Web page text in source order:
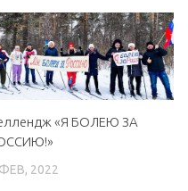
система»
«Я БОЛЕЮ ЗА
2022